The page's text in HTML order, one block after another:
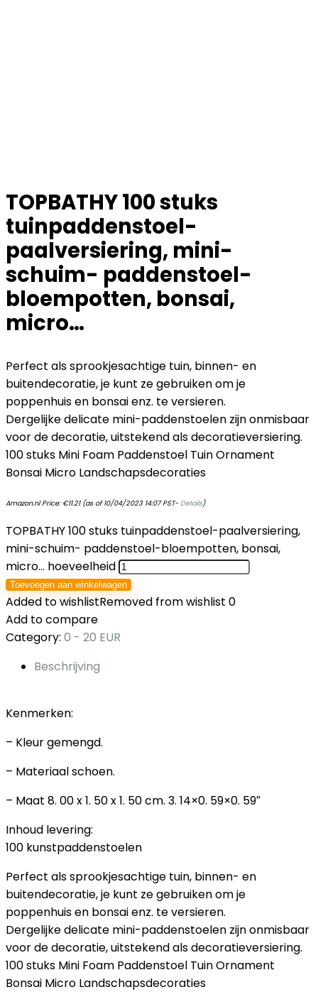
TOPBATHY 100 stuks
tuinpaddenstoel-
paalversiering, mini-
schuim- paddenstoel-
bloempotten, bonsai,
micro…
Perfect als sprookjesachtige tuin, binnen- en
buitendecoratie, je kunt ze gebruiken om je
poppenhuis en bonsai enz. te versieren.
Dergelijke delicate mini-paddenstoelen zijn onmisbaar
voor de decoratie, uitstekend als decoratieversiering.
100 stuks Mini Foam Paddenstoel Tuin Ornament
Bonsai Micro Landschapsdecoraties
Amazon.nl Price: €11.21(as of 10/04/2023 14:07 PST- Details)
TOPBATHY 100 stuks tuinpaddenstoel-paalversiering,
mini-schuim- paddenstoel-bloempotten, bonsai,
micro… hoeveelheid
Toevoegen aan winkelwagen
Added to wishlistRemoved from wishlist 0
Add to compare
Category: 0 - 20 EUR
Beschrijving
Kenmerken:
– Kleur gemengd.
– Materiaal schoen.
– Maat 8. 00 x 1. 50 x 1. 50 cm. 3. 14×0. 59×0. 59″
Inhoud levering:
100 kunstpaddenstoelen
Perfect als sprookjesachtige tuin, binnen- en
buitendecoratie, je kunt ze gebruiken om je
poppenhuis en bonsai enz. te versieren.
Dergelijke delicate mini-paddenstoelen zijn onmisbaar
voor de decoratie, uitstekend als decoratieversiering.
100 stuks Mini Foam Paddenstoel Tuin Ornament
Bonsai Micro Landschapsdecoraties